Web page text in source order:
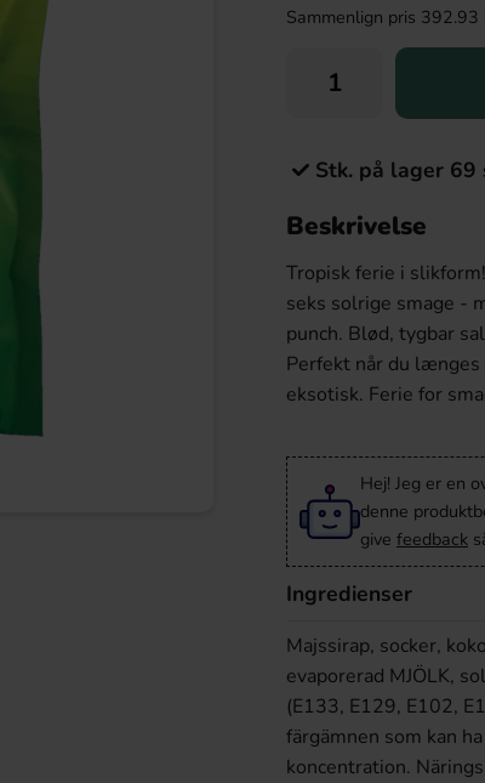
Sammenlign pris
Stk. på lager 69
Beskrivelse
Tropisk ferie i
seks solrige smage -
punch. Blød, tygbar
Perfekt når du
eksotisk. Ferie for
Hej! Jeg er en
denne
give feedback
Ingredienser
Majssirap, socker,
evaporerad MJÖLK,
(E133, E129, E102,
färgämnen som kan
koncentration.